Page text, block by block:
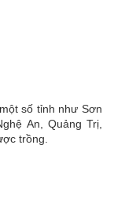
số tỉnh như Sơn
An, Quảng Trị,
trồng.